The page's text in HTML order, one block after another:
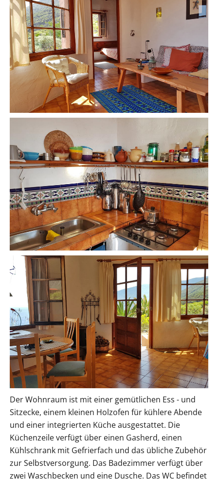
Der Wohnraum ist mit einer gemütlichen Ess - und
Sitzecke, einem kleinen Holzofen für kühlere Abende
und einer integrierten Küche ausgestattet. Die
Küchenzeile verfügt über einen Gasherd, einen
Kühlschrank mit Gefrierfach und das übliche Zubehör
zur Selbstversorgung. Das Badezimmer verfügt über
zwei Waschbecken und eine Dusche. Das WC befindet